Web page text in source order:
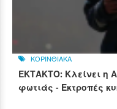
ΚΟΡΙΝΘΙΑΚΑ
ΕΚΤΑΚΤΟ: Κλείνει η
φωτιάς - Εκτροπές